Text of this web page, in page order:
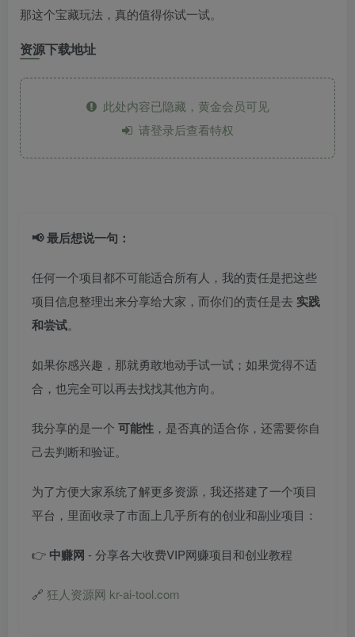
那这个宝藏玩法，真的值得你试一试。
资源下载地址
此处内容已隐藏，黄金会员可见
请登录后查看特权
📢 最后想说一句：
任何一个项目都不可能适合所有人，我的责任是把这些
项目信息整理出来分享给大家，而你们的责任是去 实践
和尝试。
如果你感兴趣，那就勇敢地动手试一试；如果觉得不适
合，也完全可以再去找找其他方向。
我分享的是一个 可能性 ，是否真的适合你，还需要你自
己去判断和验证。
为了方便大家系统了解更多资源，我还搭建了一个项目
平台，里面收录了市面上几乎所有的创业和副业项目：
👉 中赚网 - 分享各大收费VIP网赚项目和创业教程
🔗 狂人资源网 kr-ai-tool.com